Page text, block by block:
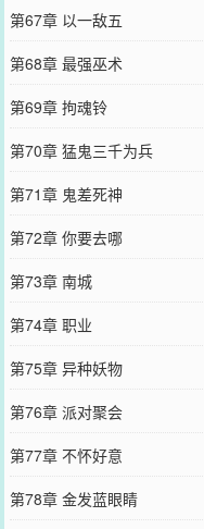
第67章 以一敌五
第68章 最强巫术
第69章 拘魂铃
第70章 猛鬼三千为兵
第71章 鬼差死神
第72章 你要去哪
第73章 南城
第74章 职业
第75章 异种妖物
第76章 派对聚会
第77章 不怀好意
第78章 金发蓝眼睛